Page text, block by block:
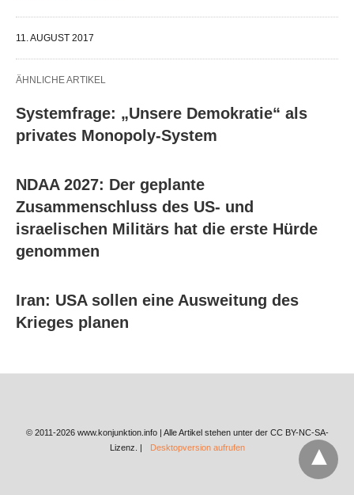
11. AUGUST 2017
ÄHNLICHE ARTIKEL
Systemfrage: „Unsere Demokratie“ als
privates Monopoly-System
NDAA 2027: Der geplante
Zusammenschluss des US- und
israelischen Militärs hat die erste Hürde
genommen
Iran: USA sollen eine Ausweitung des
Krieges planen
© 2011-2026 www.konjunktion.info | Alle Artikel stehen unter der CC BY-NC-SA-
Lizenz. |
Desktopversion aufrufen